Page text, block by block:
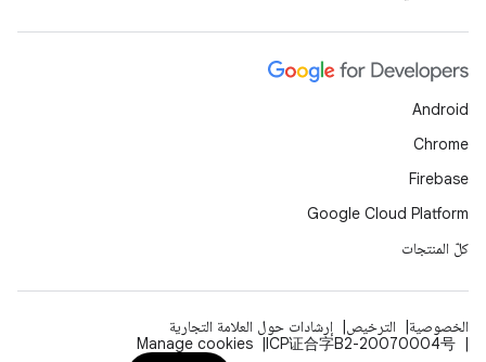
Android
Chrome
Firebase
Google Cloud Platform
كلّ المنتجات
الخصوصية الترخيص
إرشادات حول العلامة التجارية
ICP证合字B2-20070004号
Manage cookies